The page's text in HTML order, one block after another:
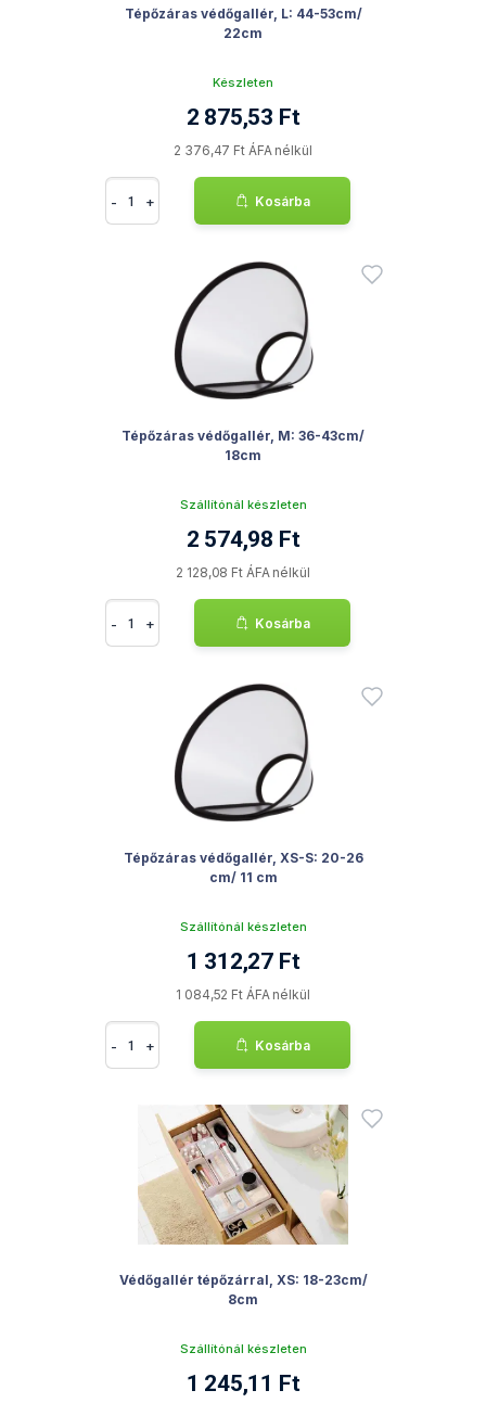
Tépőzáras védőgallér, L: 44-53cm/
22cm
Készleten
2 875,53 Ft
2 376,47 Ft ÁFA nélkül
- + Kosárba
Tépőzáras védőgallér, M: 36-43cm/
18cm
Szállítónál készleten
2 574,98 Ft
2 128,08 Ft ÁFA nélkül
- + Kosárba
Tépőzáras védőgallér, XS-S: 20-26
cm/ 11 cm
Szállítónál készleten
1 312,27 Ft
1 084,52 Ft ÁFA nélkül
- + Kosárba
Védőgallér tépőzárral, XS: 18-23cm/
8cm
Szállítónál készleten
1 245,11 Ft